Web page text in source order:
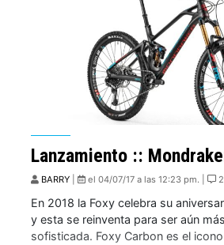
Lanzamiento ::
BARRY el 04/07/17 a las 12:23 pm. | 2 |
En 2018 la Foxy celebra su
y esta se reinventa para ser aún
sofisticada. Foxy Carbon es el